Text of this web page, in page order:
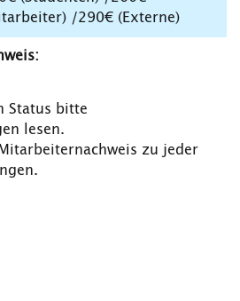
/290€ (Externe)
Status bitte
lesen.
zu jeder